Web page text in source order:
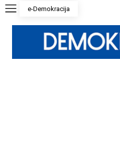
e-Demokracija